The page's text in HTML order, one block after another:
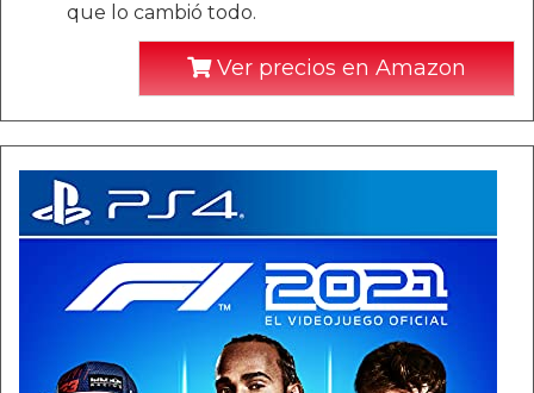
que lo cambió todo.
Ver precios en Amazon